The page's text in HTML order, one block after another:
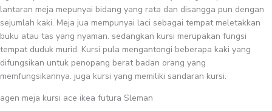
lantaran meja mepunyai bidang yang rata dan disangga pun dengan
sejumlah kaki. Meja jua mempunyai laci sebagai tempat meletakkan
buku atau tas yang nyaman. sedangkan kursi merupakan fungsi
tempat duduk murid. Kursi pula mengantongi beberapa kaki yang
difungsikan untuk penopang berat badan orang yang
memfungsikannya. juga kursi yang memiliki sandaran kursi.
agen meja kursi ace ikea futura Sleman